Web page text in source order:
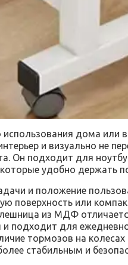
дома или
и визуально не
Он подходит для
удобно держать
и положение
поверхность или
из МДФ
и подходит для
тормозов на
стабильным и